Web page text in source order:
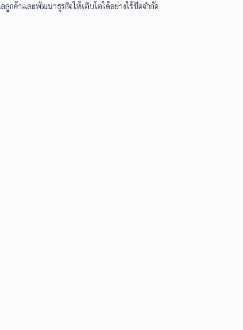
กค้าและพัฒนาธุรกิจให้เติบโตได้อย่างไร้ขีดจำกัด